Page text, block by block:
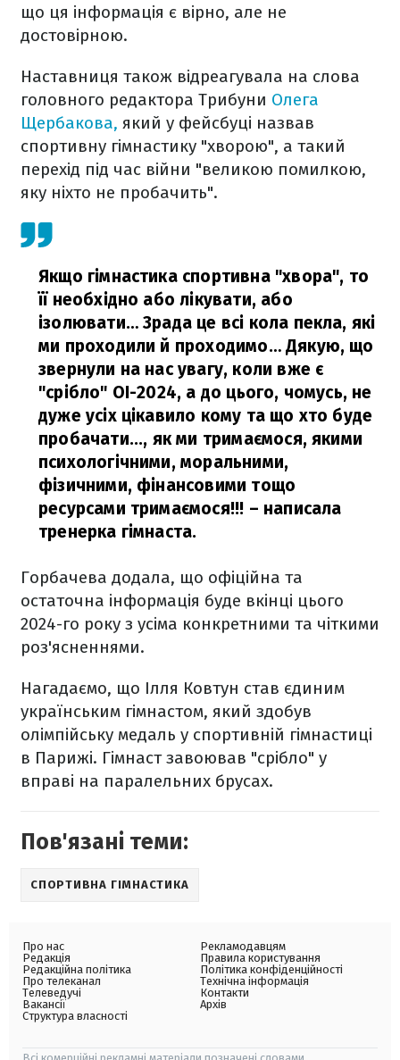
що ця інформація є вірно, але не
достовірною.
Наставниця також відреагувала на слова
головного редактора Трибуни Олега
Щербакова, який у фейсбуці назвав
спортивну гімнастику "хворою", а такий
перехід під час війни "великою помилкою,
яку ніхто не пробачить".
Якщо гімнастика спортивна "хвора", то
її необхідно або лікувати, або
ізолювати… Зрада це всі кола пекла, які
ми проходили й проходимо… Дякую, що
звернули на нас увагу, коли вже є
"срібло" ОІ-2024, а до цього, чомусь, не
дуже усіх цікавило кому та що хто буде
пробачати..., як ми тримаємося, якими
психологічними, моральними,
фізичними, фінансовими тощо
ресурсами тримаємося!!! – написала
тренерка гімнаста.
Горбачева додала, що офіційна та
остаточна інформація буде вкінці цього
2024-го року з усіма конкретними та чіткими
роз'ясненнями.
Нагадаємо, що Ілля Ковтун став єдиним
українським гімнастом, який здобув
олімпійську медаль у спортивній гімнастиці
в Парижі. Гімнаст завоював "срібло" у
вправі на паралельних брусах.
Пов'язані теми:
СПОРТИВНА ГІМНАСТИКА
Про нас
Редакція
Редакційна політика
Про телеканал
Телеведучі
Вакансії
Структура власності
Рекламодавцям
Правила користування
Політика конфіденційності
Технічна інформація
Контакти
Архів